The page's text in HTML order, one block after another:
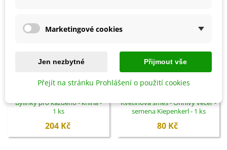
Přidat do košíku
Bylinky pro každého - kniha -
1 ks
204 Kč
Přidat do košíku
Květinová směs - Ohnivý večer -
semena Kiepenkerl - 1 ks
80 Kč
Marketingové cookies
Jen nezbytné Přijmout vše
Přejít na stránku Prohlášení o použití cookies